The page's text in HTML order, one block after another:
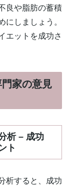
良や脂肪の蓄積
にしましょう。
エットを成功さ
家の意見
析 – 成功
ト
析すると、成功